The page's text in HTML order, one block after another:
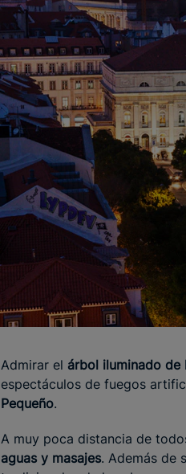
Admirar el árbol iluminado
espectáculos de fuegos
Pequeño.
A muy poca distancia de
aguas y masajes. Además de